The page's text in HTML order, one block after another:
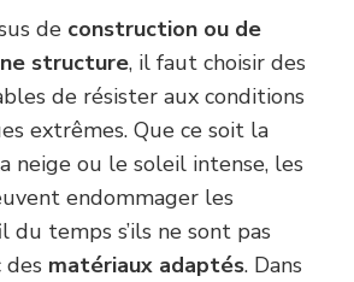
de construction ou de
structure, il faut choisir des
de résister aux conditions
extrêmes. Que ce soit la
neige ou le soleil intense, les
endommager les
du temps s’ils ne sont pas
des matériaux adaptés. Dans